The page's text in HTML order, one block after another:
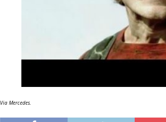
Via Mercedes.